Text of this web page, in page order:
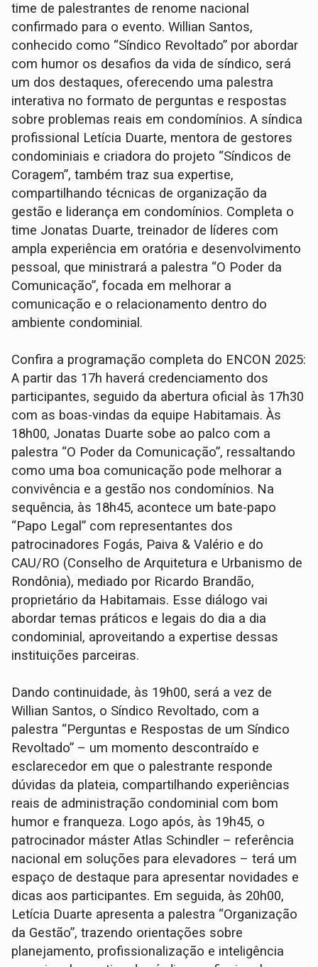
time de palestrantes de renome nacional
confirmado para o evento. Willian Santos,
conhecido como “Síndico Revoltado” por abordar
com humor os desafios da vida de síndico, será
um dos destaques, oferecendo uma palestra
interativa no formato de perguntas e respostas
sobre problemas reais em condomínios. A síndica
profissional Letícia Duarte, mentora de gestores
condominiais e criadora do projeto “Síndicos de
Coragem”, também traz sua expertise,
compartilhando técnicas de organização da
gestão e liderança em condomínios. Completa o
time Jonatas Duarte, treinador de líderes com
ampla experiência em oratória e desenvolvimento
pessoal, que ministrará a palestra “O Poder da
Comunicação”, focada em melhorar a
comunicação e o relacionamento dentro do
ambiente condominial.
Confira a programação completa do ENCON 2025:
A partir das 17h haverá credenciamento dos
participantes, seguido da abertura oficial às 17h30
com as boas-vindas da equipe Habitamais. Às
18h00, Jonatas Duarte sobe ao palco com a
palestra “O Poder da Comunicação”, ressaltando
como uma boa comunicação pode melhorar a
convivência e a gestão nos condomínios. Na
sequência, às 18h45, acontece um bate-papo
“Papo Legal” com representantes dos
patrocinadores Fogás, Paiva & Valério e do
CAU/RO (Conselho de Arquitetura e Urbanismo de
Rondônia), mediado por Ricardo Brandão,
proprietário da Habitamais. Esse diálogo vai
abordar temas práticos e legais do dia a dia
condominial, aproveitando a expertise dessas
instituições parceiras.
Dando continuidade, às 19h00, será a vez de
Willian Santos, o Síndico Revoltado, com a
palestra “Perguntas e Respostas de um Síndico
Revoltado” – um momento descontraído e
esclarecedor em que o palestrante responde
dúvidas da plateia, compartilhando experiências
reais de administração condominial com bom
humor e franqueza. Logo após, às 19h45, o
patrocinador máster Atlas Schindler – referência
nacional em soluções para elevadores – terá um
espaço de destaque para apresentar novidades e
dicas aos participantes. Em seguida, às 20h00,
Letícia Duarte apresenta a palestra “Organização
da Gestão”, trazendo orientações sobre
planejamento, profissionalização e inteligência